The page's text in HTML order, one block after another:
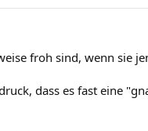
froh sind, wenn sie
dass es fast eine